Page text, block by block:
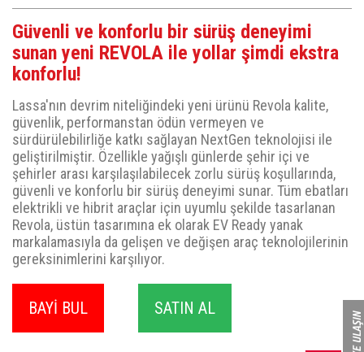
Güvenli ve konforlu bir sürüş deneyimi
sunan yeni REVOLA ile yollar şimdi ekstra
konforlu!
Lassa'nın devrim niteliğindeki yeni ürünü Revola kalite,
güvenlik, performanstan ödün vermeyen ve
sürdürülebilirliğe katkı sağlayan NextGen teknolojisi ile
geliştirilmiştir. Özellikle yağışlı günlerde şehir içi ve
şehirler arası karşılaşılabilecek zorlu sürüş koşullarında,
güvenli ve konforlu bir sürüş deneyimi sunar. Tüm ebatları
elektrikli ve hibrit araçlar için uyumlu şekilde tasarlanan
Revola, üstün tasarımına ek olarak EV Ready yanak
markalamasıyla da gelişen ve değişen araç teknolojilerinin
gereksinimlerini karşılıyor.
BAYİ BUL SATIN AL